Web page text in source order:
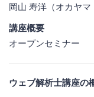
岡山 寿洋（オカヤマ
講座概要
オープンセミナー
ウェブ解析士講座の